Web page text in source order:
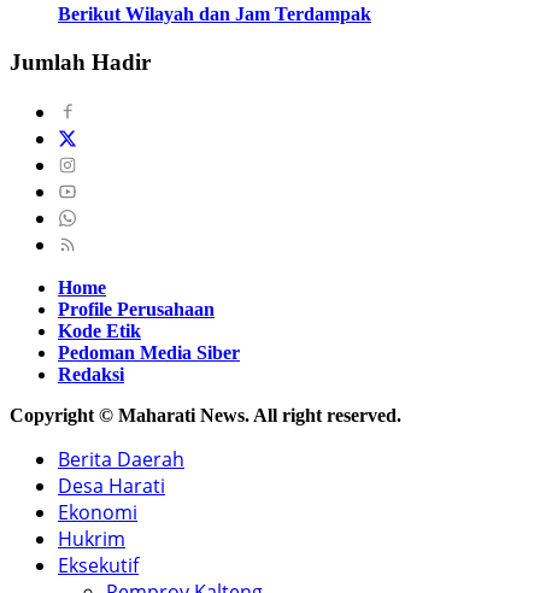
Berikut Wilayah dan Jam Terdampak
Jumlah Hadir
Home
Profile Perusahaan
Kode Etik
Pedoman Media Siber
Redaksi
Copyright © Maharati News. All right reserved.
Berita Daerah
Desa Harati
Ekonomi
Hukrim
Eksekutif